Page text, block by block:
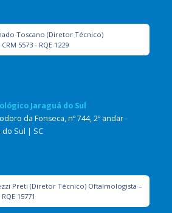
Toscano (Diretor Técnico)
5573 - RQE 1229
Jaraguá do Sul
da Fonseca, nº 744, 2º andar -
do Sul | SC
Preti (Diretor Técnico) Oftalmologista –
15771